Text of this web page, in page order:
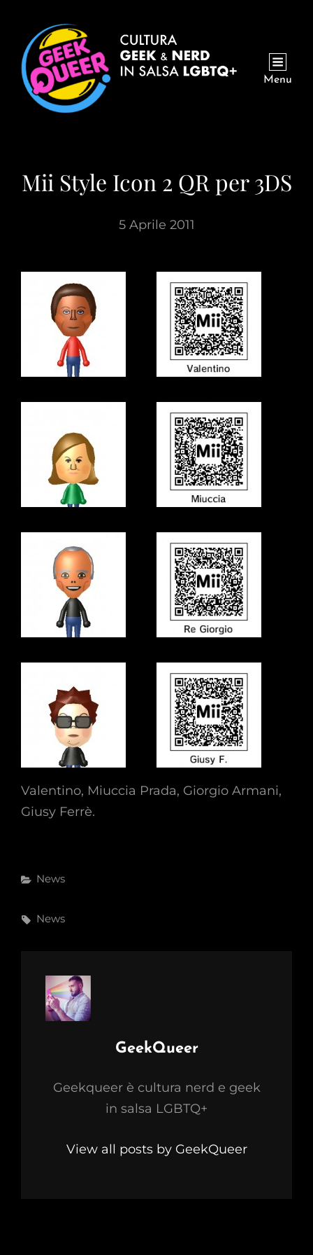
Menu
Mii Style Icon 2 QR per 3DS
5 Aprile 2011
Valentino, Miuccia Prada, Giorgio Armani,
Giusy Ferrè.
Categories
News
Tags,
News
Author:
GeekQueer
Geekqueer è cultura nerd e geek
in salsa LGBTQ+
View all posts by GeekQueer